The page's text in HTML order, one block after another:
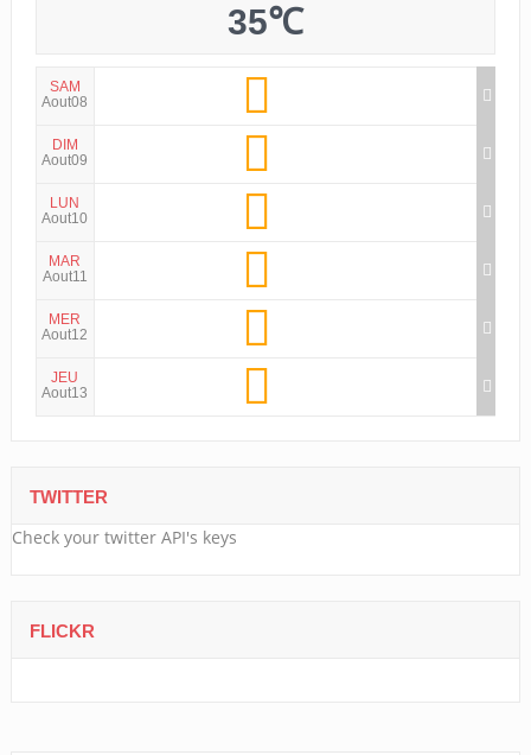
35℃
SAM
Aout08
DIM
Aout09
LUN
Aout10
MAR
Aout11
MER
Aout12
JEU
Aout13
TWITTER
Check your twitter API's keys
FLICKR